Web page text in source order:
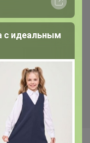
с 2сторонней
Горница,
белая, рул
с идеальным